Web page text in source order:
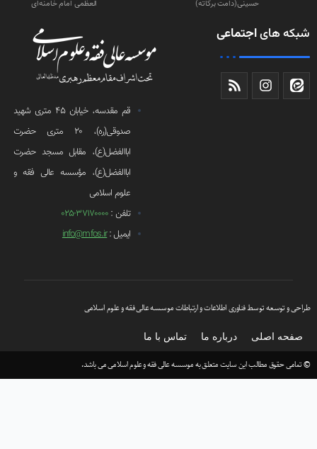
قم مقدسه، خیابان 45 متری شهید
صدوقی(ره)، 20 متری حضرت
اباالفضل(ع)، مقابل مسجد حضرت
اباالفضل(ع)، مؤسسه عالی فقه و
و ارتباطات موسسه عالی فقه و علوم اسلامی
ما تماس با ما
به موسسه عالی فقه و علوم اسلامی می باشد.